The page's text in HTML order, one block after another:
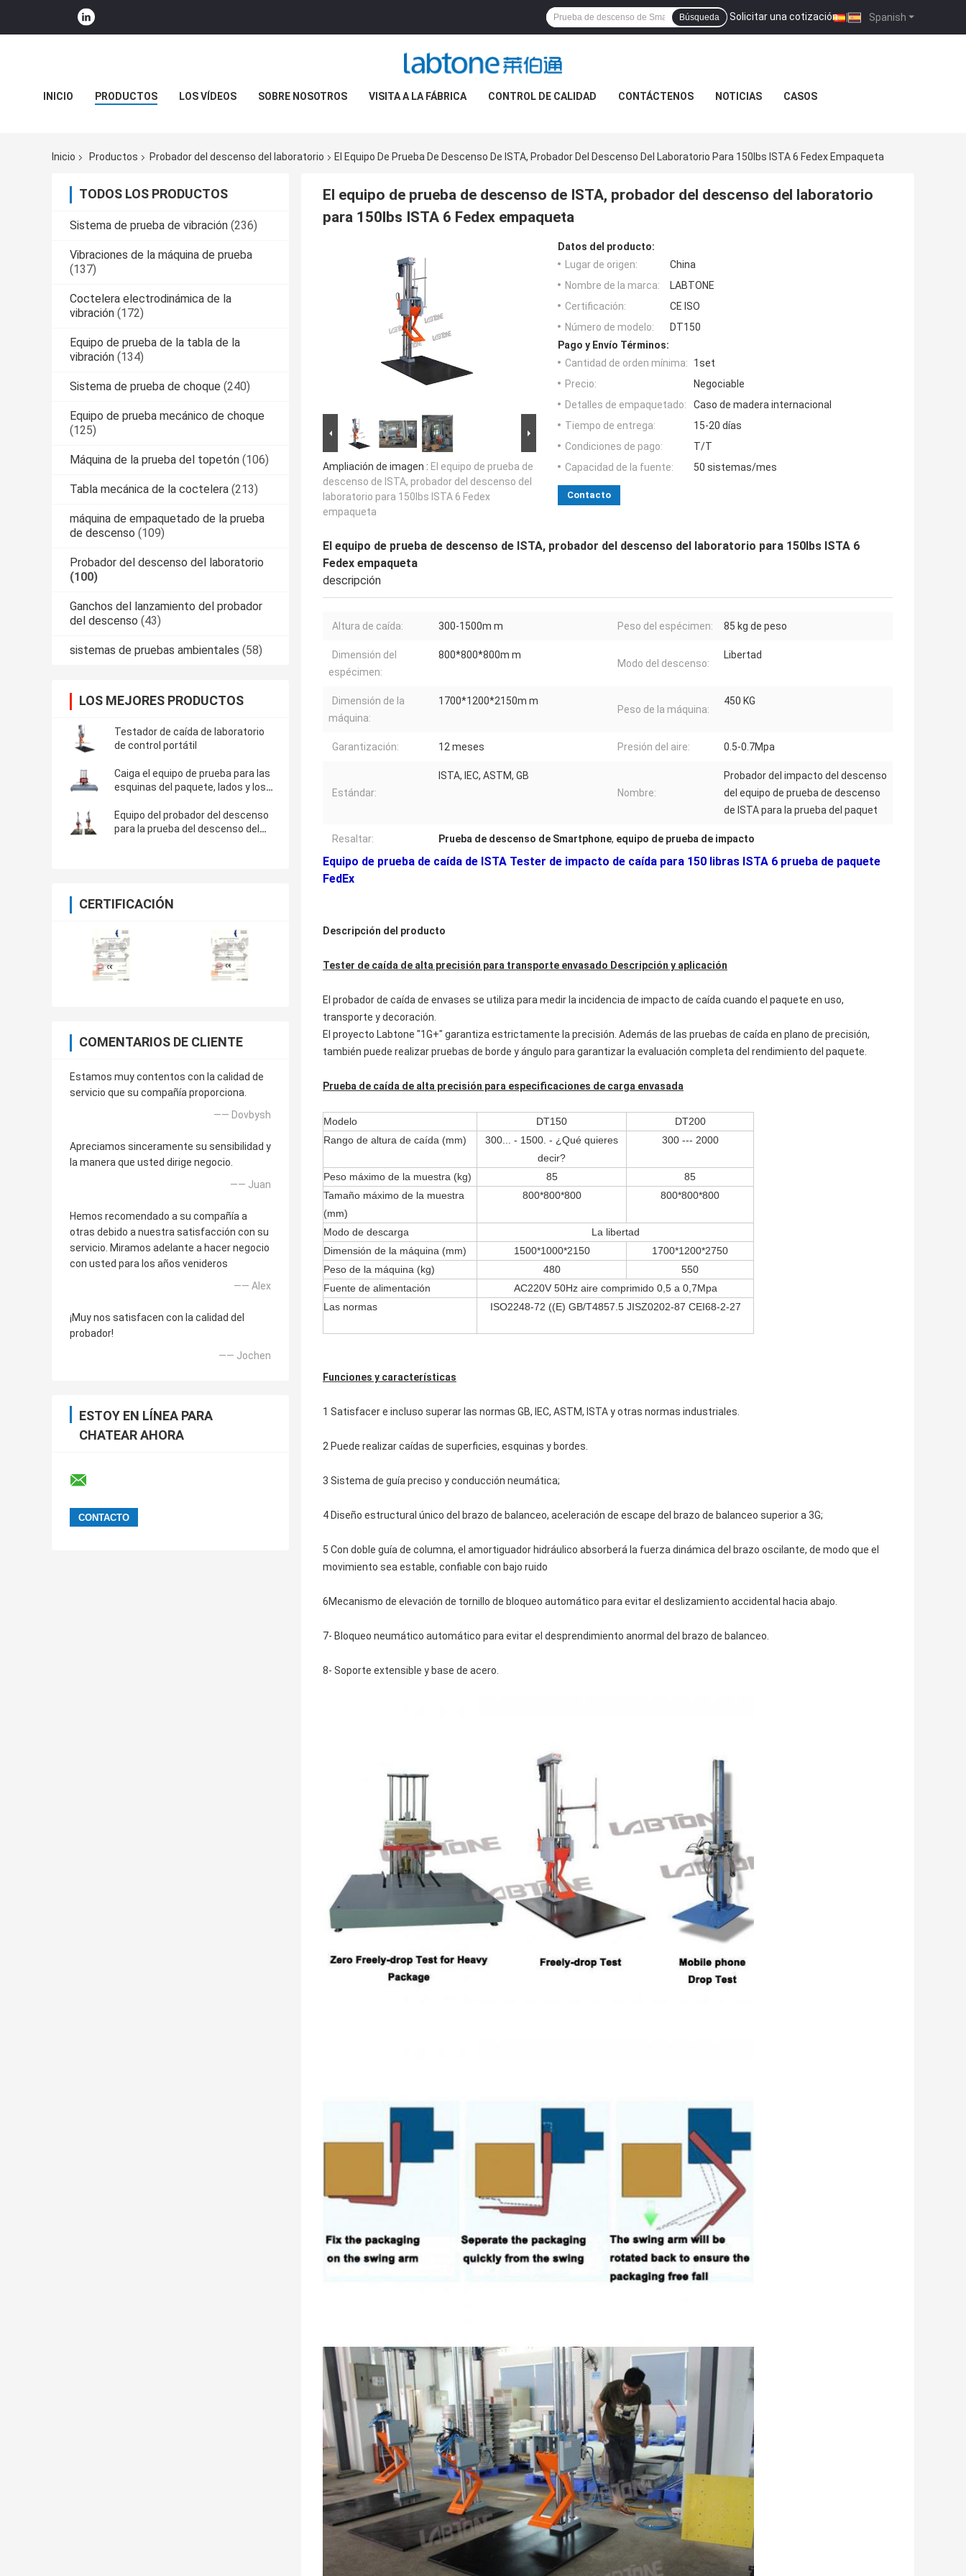
Spanish
Solicitar una cotización |
Búsqueda
INICIO PRODUCTOS LOS VÍDEOS SOBRE NOSOTROS VISITA A LA FÁBRICA CONTROL DE CALIDAD CONTÁCTENOS NOTICIAS CASOS
Inicio Productos Probador del descenso del laboratorio El Equipo De Prueba De Descenso De ISTA, Probador Del Descenso Del Laboratorio Para 150lbs ISTA 6 Fedex Empaqueta
TODOS LOS PRODUCTOS
Sistema de prueba de vibración (236)
Vibraciones de la máquina de prueba
(137)
Coctelera electrodinámica de la
vibración (172)
Equipo de prueba de la tabla de la
vibración (134)
Sistema de prueba de choque (240)
Equipo de prueba mecánico de choque
(125)
Máquina de la prueba del topetón (106)
Tabla mecánica de la coctelera (213)
máquina de empaquetado de la prueba
de descenso (109)
Probador del descenso del laboratorio
(100)
Ganchos del lanzamiento del probador
del descenso (43)
sistemas de pruebas ambientales (58)
LOS MEJORES PRODUCTOS
Testador de caída de laboratorio
de control portátil
Caiga el equipo de prueba para las
esquinas del paquete, lados y los
Equipo del probador del descenso
para la prueba del descenso del
CERTIFICACIÓN
COMENTARIOS DE CLIENTE
Estamos muy contentos con la calidad de
servicio que su compañía proporciona.
—— Dovbysh
Apreciamos sinceramente su sensibilidad y
la manera que usted dirige negocio.
—— Juan
Hemos recomendado a su compañía a
otras debido a nuestra satisfacción con su
servicio. Miramos adelante a hacer negocio
con usted para los años venideros
—— Alex
¡Muy nos satisfacen con la calidad del
probador!
—— Jochen
ESTOY EN LÍNEA PARA
CHATEAR AHORA
El equipo de prueba de descenso de ISTA, probador del descenso del laboratorio
para 150lbs ISTA 6 Fedex empaqueta
Ampliación de imagen : El equipo de prueba de
descenso de ISTA, probador del descenso del
laboratorio para 150lbs ISTA 6 Fedex
empaqueta
Datos del producto:
Lugar de origen:
China
Nombre de la marca:
LABTONE
Certificación:
CE ISO
Número de modelo:
DT150
Pago y Envío Términos:
Cantidad de orden mínima:
1set
Precio:
Negociable
Detalles de empaquetado:
Caso de madera internacional
Tiempo de entrega:
15-20 días
Condiciones de pago:
T/T
Capacidad de la fuente:
50 sistemas/mes
Contacto
El equipo de prueba de descenso de ISTA, probador del descenso del laboratorio para 150lbs ISTA 6
Fedex empaqueta
descripción
Altura de caída: 300-1500m m Peso del espécimen: 85 kg de peso
Dimensión del
espécimen:
800*800*800m m
Modo del descenso:
Libertad
Dimensión de la
máquina:
1700*1200*2150m m
Peso de la máquina:
450 KG
Garantización: 12 meses Presión del aire: 0.5-0.7Mpa
Estándar:
ISTA, IEC, ASTM, GB
Nombre:
Probador del impacto del descenso
del equipo de prueba de descenso
de ISTA para la prueba del paquet
Resaltar: Prueba de descenso de Smartphone, equipo de prueba de impacto
Equipo de prueba de caída de ISTA Tester de impacto de caída para 150 libras ISTA 6 prueba de paquete
FedEx
Descripción del producto
Tester de caída de alta precisión para transporte envasado Descripción y aplicación
El probador de caída de envases se utiliza para medir la incidencia de impacto de caída cuando el paquete en uso,
transporte y decoración.
El proyecto Labtone "1G+" garantiza estrictamente la precisión. Además de las pruebas de caída en plano de precisión,
también puede realizar pruebas de borde y ángulo para garantizar la evaluación completa del rendimiento del paquete.
Prueba de caída de alta precisión para especificaciones de carga envasada
Modelo DT150
DT200
Rango de altura de caída (mm)
300... - 1500. - ¿Qué quieres
decir?
300 --- 2000
Peso máximo de la muestra (kg) 85
85
Tamaño máximo de la muestra
(mm)
800*800*800 800*800*800
Modo de descarga
La libertad
Dimensión de la máquina (mm)
1500*1000*2150
1700*1200*2750
Peso de la máquina (kg)
480
550
Fuente de alimentación
AC220V 50Hz aire comprimido 0,5 a 0,7Mpa
Las normas
ISO2248-72 ((E) GB/T4857.5 JISZ0202-87 CEI68-2-27
Funciones y características
1 Satisfacer e incluso superar las normas GB, IEC, ASTM, ISTA y otras normas industriales.
2 Puede realizar caídas de superficies, esquinas y bordes.
3 Sistema de guía preciso y conducción neumática;
4 Diseño estructural único del brazo de balanceo, aceleración de escape del brazo de balanceo superior a 3G;
5 Con doble guía de columna, el amortiguador hidráulico absorberá la fuerza dinámica del brazo oscilante, de modo que el
movimiento sea estable, confiable con bajo ruido
6Mecanismo de elevación de tornillo de bloqueo automático para evitar el deslizamiento accidental hacia abajo.
7- Bloqueo neumático automático para evitar el desprendimiento anormal del brazo de balanceo.
8- Soporte extensible y base de acero.